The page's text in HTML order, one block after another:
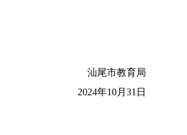
汕尾市教育局
2024年10月31日